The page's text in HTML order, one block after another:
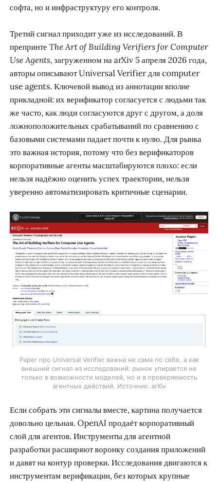
софта, но и инфраструктуру его контроля.
Третий сигнал приходит уже из исследований. В
препринте The Art of Building Verifiers for Computer
Use Agents, загруженном на arXiv 5 апреля 2026 года,
авторы описывают Universal Verifier для computer
use agents. Ключевой вывод из аннотации вполне
прикладной: их верификатор согласуется с людьми так
же часто, как люди согласуются друг с другом, а доля
ложноположительных срабатываний по сравнению с
базовыми системами падает почти к нулю. Для рынка
это важная история, потому что без верификаторов
корпоративные агенты масштабируются плохо: если
нельзя надёжно оценить успех траектории, нельзя
уверенно автоматизировать критичные сценарии.
Paper про Universal Verifier важна не сама по себе, а как
внешний сигнал из исследований: рынок упирается не
только в возможности моделей, но и в проверяемость
агентных действий. Источник: arXiv
Если собрать эти сигналы вместе, картина получается
довольно цельная. OpenAI продаёт корпоративный
слой для агентов. Инструменты для агентной
разработки расширяют воронку создания приложений
и давят на контур проверки. Исследования двигаются к
инструментам верификации, без которых крупные